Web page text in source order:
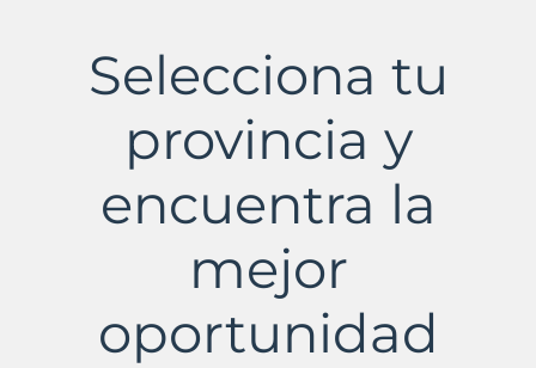
Selecciona tu
provincia y
encuentra la
mejor
oportunidad